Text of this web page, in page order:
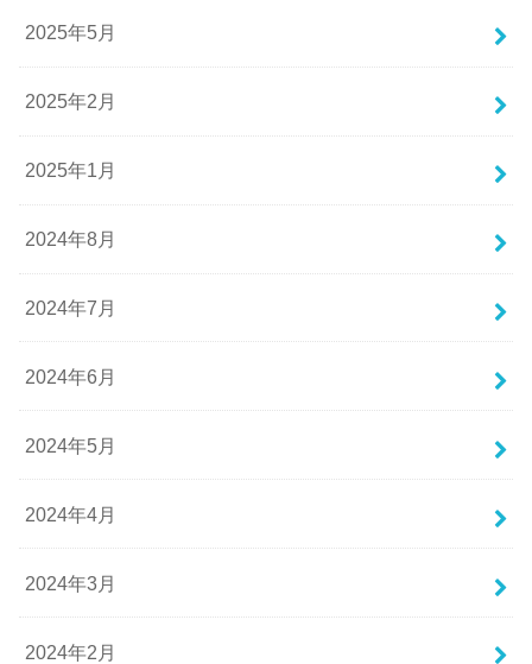
2025年5月
2025年2月
2025年1月
2024年8月
2024年7月
2024年6月
2024年5月
2024年4月
2024年3月
2024年2月